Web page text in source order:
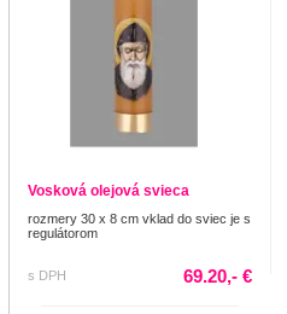
Vosková olejová svieca
rozmery 30 x 8 cm vklad do sviec je s
regulátorom
s DPH 69.20,- €